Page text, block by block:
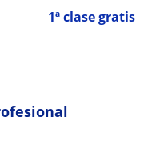
1ª clase gratis